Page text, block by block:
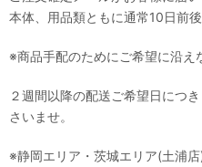
本体、用品類ともに通常10日前
※商品手配のためにご希望に沿え
２週間以降の配送ご希望日につ
さいませ。
※静岡エリア・茨城エリア(土浦